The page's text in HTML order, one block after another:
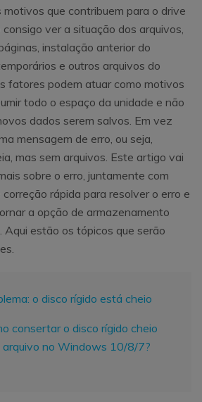
motivos que contribuem para o drive
ver a situação dos arquivos,
instalação anterior do
e outros arquivos do
fatores podem atuar como motivos
todo o espaço da unidade e não
dados serem salvos. Em vez
mensagem de erro, ou seja,
mas sem arquivos. Este artigo vai
sobre o erro, juntamente com
rápida para resolver o erro e
a opção de armazenamento
Aqui estão os tópicos que serão
o disco rígido está cheio
consertar o disco rígido cheio
arquivo no Windows 10/8/7?